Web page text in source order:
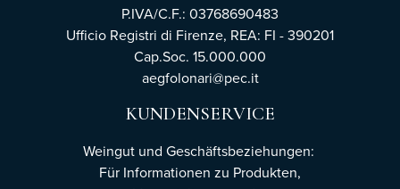
P.IVA/C.F.: 03768690483
Ufficio Registri di Firenze, REA: FI - 390201
Cap.Soc. 15.000.000
aegfolonari@pec.it
KUNDENSERVICE
Weingut und Geschäftsbeziehungen:
Für Informationen zu Produkten,